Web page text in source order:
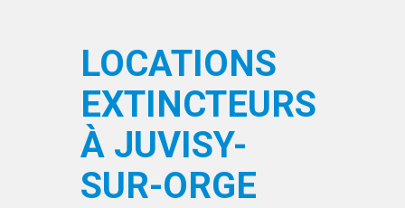
LOCATIONS
EXTINCTEURS
À JUVISY-
SUR-ORGE